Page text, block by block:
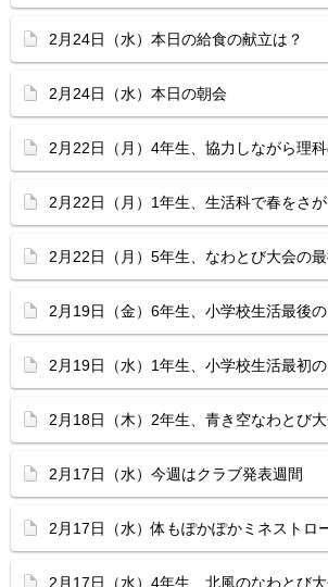
2月24日（水）本日の給食の献立は？
2月24日（水）本日の朝会
2月22日（月）4年生、協力しながら理
2月22日（月）1年生、生活科で春をさ
2月22日（月）5年生、なわとび大会の
2月19日（金）6年生、小学校生活最後
2月19日（水）1年生、小学校生活最初
2月18日（木）2年生、青き空なわとび
2月17日（水）今週はクラブ発表週間
2月17日（水）体もぽかぽかミネストロ
2月17日（水）4年生、北風のなわとび